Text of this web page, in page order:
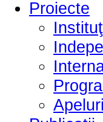
Proiecte
Apeluri